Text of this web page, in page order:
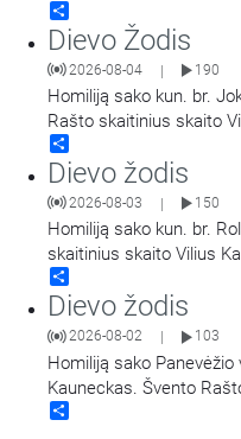
Dievo Žodis
2026-08-04 | 190
Homiliją sako kun. br.
Rašto skaitinius skaito
Dievo žodis
2026-08-03 | 150
Homiliją sako kun. br.
skaitinius skaito Vilius
Dievo žodis
2026-08-02 103
Homiliją sako
Kauneckas. Švento